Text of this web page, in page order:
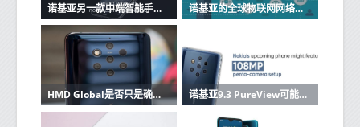
诺基亚另一款中端智能手机获得Android 10称号 诺基亚的全球物联网网络网格获得新的5G和边缘能力
HMD Global是否只是确认诺基亚9.3 PureView的存在 诺基亚9.3 PureView可能具有108MP五镜头相机设置